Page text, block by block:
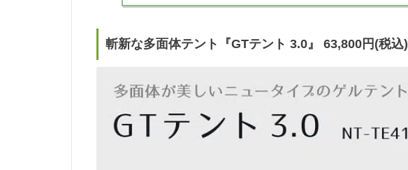
斬新な多面体テント『GTテント 3.0』 63,800円(税込)